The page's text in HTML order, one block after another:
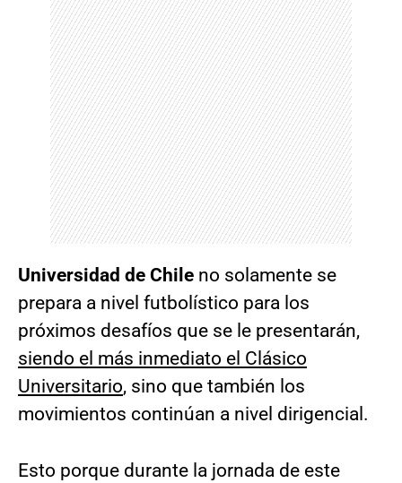
Universidad de Chile no solamente se
prepara a nivel futbolístico para los
próximos desafíos que se le presentarán,
siendo el más inmediato el Clásico
Universitario, sino que también los
movimientos continúan a nivel dirigencial.
Esto porque durante la jornada de este